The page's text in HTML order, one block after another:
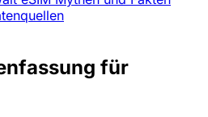
für